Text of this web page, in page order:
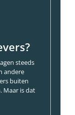
steeds
andere
buiten
Maar is dat